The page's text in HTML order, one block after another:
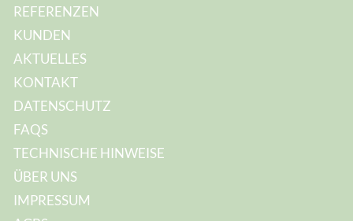
REFERENZEN
KUNDEN
AKTUELLES
KONTAKT
DATENSCHUTZ
FAQS
TECHNISCHE HINWEISE
ÜBER UNS
IMPRESSUM